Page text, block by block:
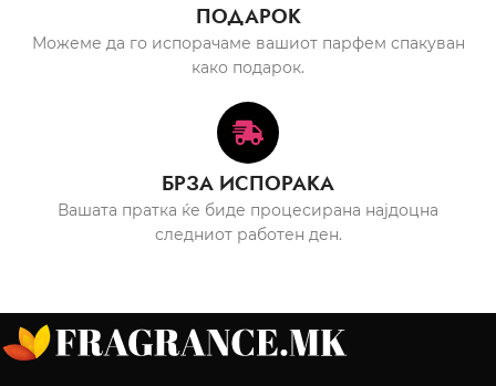
ПОДАРОК
Можеме да го испорачаме вашиот парфем спакуван
како подарок.
БРЗА ИСПОРАКА
Вашата пратка ќе биде процесирана најдоцна
следниот работен ден.